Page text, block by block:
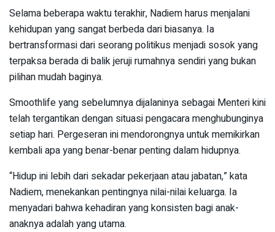
Selama beberapa waktu terakhir, Nadiem harus menjalani
kehidupan yang sangat berbeda dari biasanya. Ia
bertransformasi dari seorang politikus menjadi sosok yang
terpaksa berada di balik jeruji rumahnya sendiri yang bukan
pilihan mudah baginya.
Smoothlife yang sebelumnya dijalaninya sebagai Menteri kini
telah tergantikan dengan situasi pengacara menghubunginya
setiap hari. Pergeseran ini mendorongnya untuk memikirkan
kembali apa yang benar-benar penting dalam hidupnya.
“Hidup ini lebih dari sekadar pekerjaan atau jabatan,” kata
Nadiem, menekankan pentingnya nilai-nilai keluarga. Ia
menyadari bahwa kehadiran yang konsisten bagi anak-
anaknya adalah yang utama.